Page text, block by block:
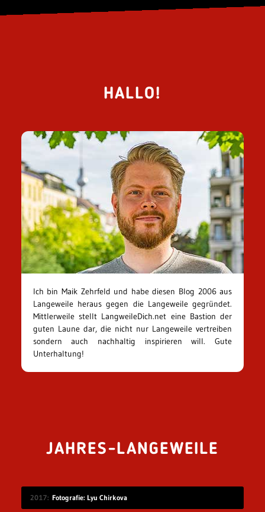
HALLO!
Ich bin Maik Zehrfeld und habe diesen Blog 2006 aus
Langeweile heraus gegen die Langeweile gegründet.
Mittlerweile stellt LangweileDich.net eine Bastion der
guten Laune dar, die nicht nur Langeweile vertreiben
sondern auch nachhaltig inspirieren will. Gute
Unterhaltung!
JAHRES-LANGEWEILE
2017 Fotografie: Lyu Chirkova